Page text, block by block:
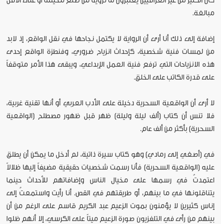
مبالغة.
إضافة إلى ذلك أنا أرى أن الرواية لا يكتمل نجاحها في نقل الواقع، إذ لابد
من لمسات فنية شخصية، كإحداث انزياح ضروري، وفنطزة الواقع إحدى
هذه الانزياحات التي ترفع فنية العمل الإبداعي، ويبقى هذا الأمر متوقفاً
على قدرة الكاتب على الخلق.
لا أرى أن الواقعية السحرية دخيلة على الأدب العربي أو أنها تقنية غربية،
فلا تنس أن كتاب (ألف ليلة وليلة) ظهر قبل ظهور مصطلح (الواقعية
السحرية) بأكثر من ألف عام.
في (أصغي إلى رمادي) وهو كتاب سيرة ذاتية، لم أدخل ما يمكن أن يطلق
عليه (الواقعية السحرية) فأنا رسمت شخصيات حقيقية مضيفاً إليها ظلالاً
اعتمدتُ في رسمها على مخيال الناس وإضافاتهم للأحداث حينما
يتناقلونها في ما بينهم، أو طريقتهم في القص. أنا رأيت واستمعتُ إلى
إناس كثيرين لا يؤمنون بموت الزعيم عبد الكريم قاسم على الرغم من أن
بينهم من رأى في التلفزيون صورة الزعيم ميتاً على الكرسي، إلا أنهم ظلوا